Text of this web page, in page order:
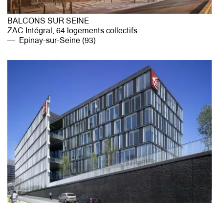
agence@mg-au.fr
Facebook
Instagram
BALCONS SUR SEINE
ZAC Intégral, 64 logements collectifs
Epinay-sur-Seine (93)